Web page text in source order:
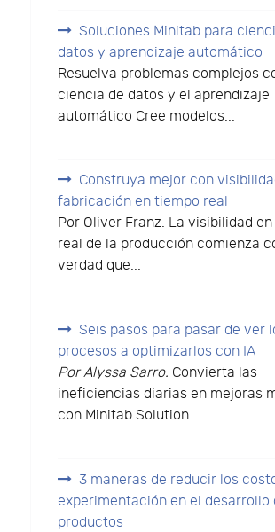
Soluciones Minitab para
datos y aprendizaje automático
Resuelva problemas complejos
ciencia de datos y el aprendizaje
automático Cree modelos...
Construya mejor con
fabricación en tiempo real
Por Oliver Franz. La visibilidad
real de la producción comienza
verdad que...
Seis pasos para pasar de ver
procesos a optimizarlos con IA
Por Alyssa Sarro. Convierta las
ineficiencias diarias en mejoras
con Minitab Solution...
3 maneras de reducir los
experimentación en el desarrollo
productos